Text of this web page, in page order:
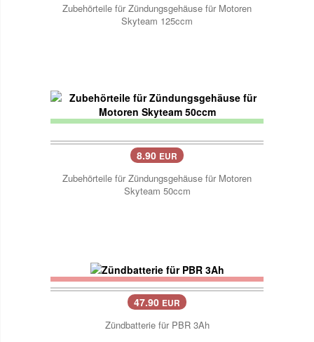
Zubehörteile für Zündungsgehäuse für Motoren
Skyteam 125ccm
8.90 EUR
Zubehörteile für Zündungsgehäuse für Motoren
Skyteam 50ccm
47.90 EUR
Zündbatterie für PBR 3Ah